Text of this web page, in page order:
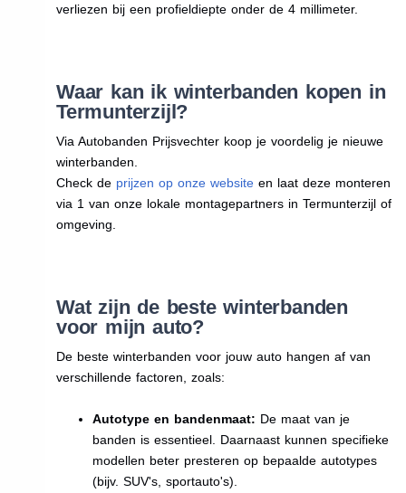
verliezen bij een profieldiepte onder de 4 millimeter.
Waar kan ik winterbanden kopen in
Termunterzijl?
Via Autobanden Prijsvechter koop je voordelig je nieuwe
winterbanden.
Check de prijzen op onze websiteen laat deze monteren
via 1 van onze lokale montagepartners in Termunterzijl of
omgeving.
Wat zijn de beste winterbanden
voor mijn auto?
De beste winterbanden voor jouw auto hangen af van
verschillende factoren, zoals:
Autotype en bandenmaat: De maat van je
banden is essentieel. Daarnaast kunnen specifieke
modellen beter presteren op bepaalde autotypes
(bijv. SUV's, sportauto's).